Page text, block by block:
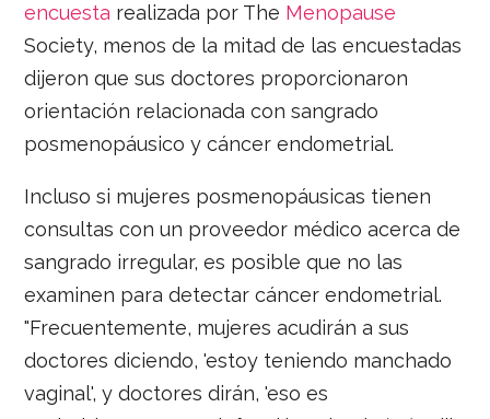
encuesta realizada por The Menopause
Society, menos de la mitad de las encuestadas
dijeron que sus doctores proporcionaron
orientación relacionada con sangrado
posmenopáusico y cáncer endometrial.
Incluso si mujeres posmenopáusicas tienen
consultas con un proveedor médico acerca de
sangrado irregular, es posible que no las
examinen para detectar cáncer endometrial.
"Frecuentemente, mujeres acudirán a sus
doctores diciendo, 'estoy teniendo manchado
vaginal', y doctores dirán, 'eso es